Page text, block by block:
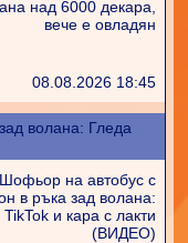
над 6000 декара,
вече е овладян
08.08.2026 18:45
волана: Гледа
Шофьор на автобус с
в ръка зад волана:
и кара с лакти
(ВИДЕО)